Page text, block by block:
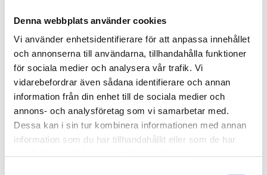
Denna webbplats använder cookies
Vi använder enhetsidentifierare för att anpassa innehållet
och annonserna till användarna, tillhandahålla funktioner
för sociala medier och analysera vår trafik. Vi
vidarebefordrar även sådana identifierare och annan
information från din enhet till de sociala medier och
annons- och analysföretag som vi samarbetar med.
Dessa kan i sin tur kombinera informationen med annan
information som du har tillhandahållit eller som de har
Storsäljande
takcykelhållare
2 395kr
2 595 kr
Horisontell kajakhållare
1 495kr
3 145kr
Lägg till i favoriter
POPULÄRAST!
Lägg